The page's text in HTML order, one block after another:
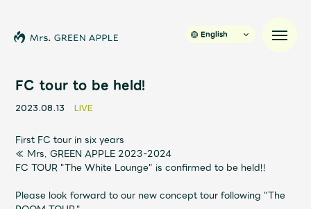
Schedule
Profile
English
FC tour to be held!
2023.08.13 LIVE
First FC tour in six years
≪ Mrs. GREEN APPLE 2023-2024
FC TOUR "The White Lounge" is confirmed to be held!!
Please look forward to our new concept tour following "The